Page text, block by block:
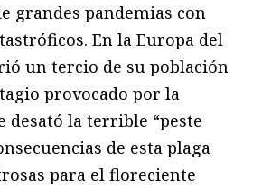
grandes pandemias con
En la Europa del
un tercio de su población
provocado por la
desató la terrible “peste
de esta plaga
para el floreciente